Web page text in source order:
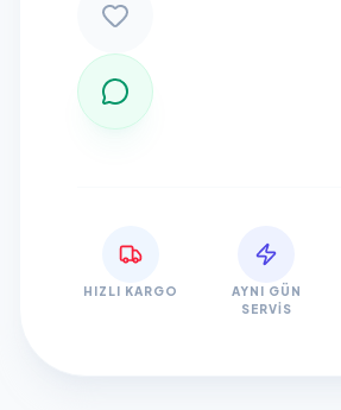
HIZLI KARGO
AYNI GÜN
SERVIS